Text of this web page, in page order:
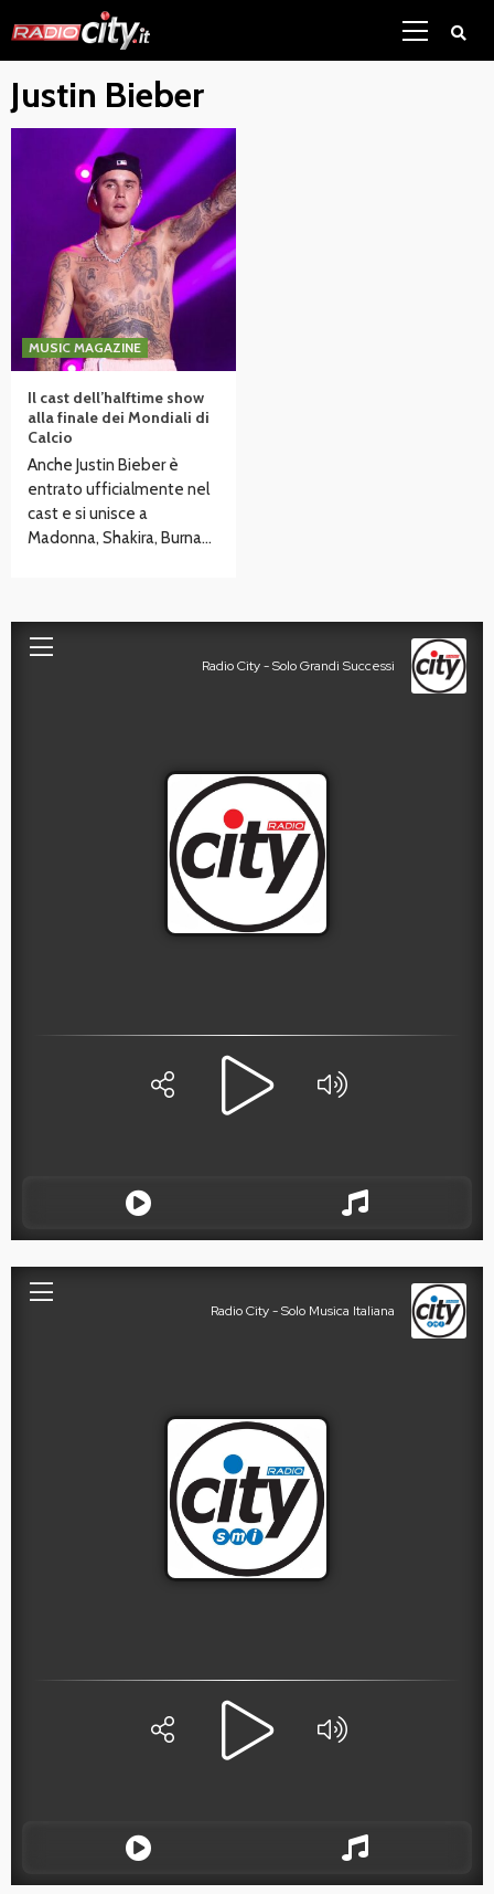
to
content
Justin Bieber
MUSIC MAGAZINE
Il cast dell’halftime show
alla finale dei Mondiali di
Calcio
Anche Justin Bieber è
entrato ufficialmente nel
cast e si unisce a
Madonna, Shakira, Burna…